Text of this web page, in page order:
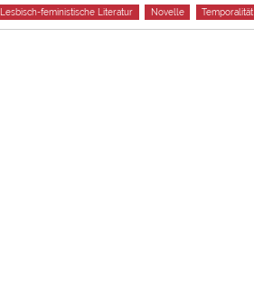
Lesbisch-feministische Literatur Novelle Temporalität